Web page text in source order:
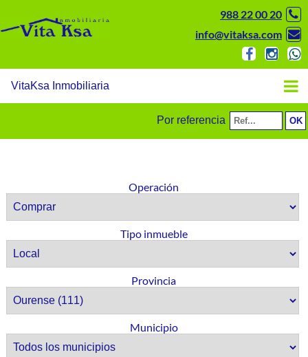
988 22 00 20
info@vitaksa.com
VitaKsa Inmobiliaria
Por referencia
Operación
Tipo inmueble
Provincia
Municipio